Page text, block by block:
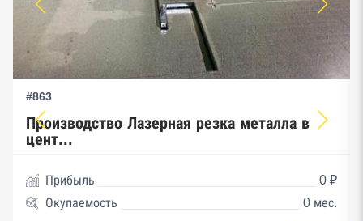
#863
Производство Лазерная резка металла в
цент...
Прибыль
0 ₽
Окупаемость
0 мес.